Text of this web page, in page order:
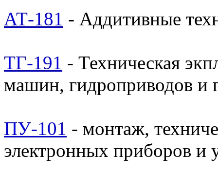
АТ-181 - Аддитивные
ТГ-191 - Техническая
машин, гидроприводов и
ПУ-101 - монтаж,
электронных приборов и